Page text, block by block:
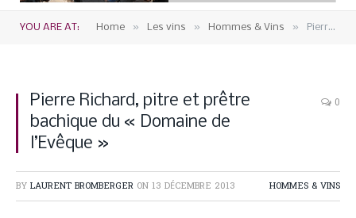
YOU ARE AT: Home » Les vins » Hommes & Vins » Pierre Richard, pitre et prêtre bachique du « Domaine de l’Evêque »
Pierre Richard, pitre et prêtre
bachique du « Domaine de
l’Evêque »
0
BY LAURENT BROMBERGER ON 13 DÉCEMBRE 2013 HOMMES & VINS